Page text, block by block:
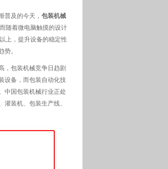
普及的今天， 包装机械
随着微电脑触摸的设计
上，提升设备的稳定性
。
，包装机械竞争日趋剧
设备，而包装自动化技
中国包装机械行业正处
装机、包装生产线、